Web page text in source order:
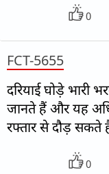
0
FCT-5655
दरियाई घोड़े भारी
जानते हैं और यह
रफ्तार से दौड़ सकते
0